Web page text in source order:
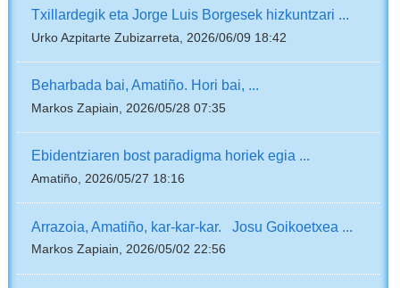
Txillardegik eta Jorge Luis Borgesek hizkuntzari ...
Urko Azpitarte Zubizarreta, 2026/06/09 18:42
Beharbada bai, Amatiño. Hori bai, ...
Markos Zapiain, 2026/05/28 07:35
Ebidentziaren bost paradigma horiek egia ...
Amatiño, 2026/05/27 18:16
Arrazoia, Amatiño, kar-kar-kar. Josu Goikoetxea ...
Markos Zapiain, 2026/05/02 22:56